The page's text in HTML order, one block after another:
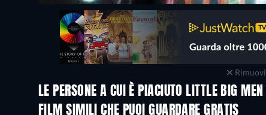
LE PERSONE A CUI È PIACIUTO LITTLE BIG
FILM SIMILI CHE PUOI GUARDARE GRATIS